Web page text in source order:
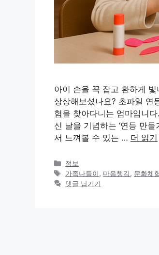
아이 손을 꼭 잡고 환하게
상상해보셨나요? 초파일 연
험을 찾아다니는 엄마입니
신 날을 기념하는 ‘연등 만
서 느껴볼 수 있는 … 더 읽기
카
테
고
정보
태
그
가족나들이, 마음챙김, 문화체
댓글 남기기